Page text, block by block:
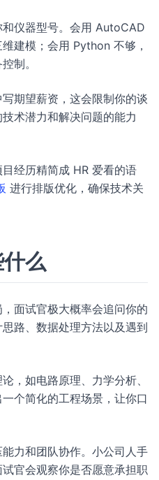
仪器型号。会用 AutoCAD
建模；会用 Python 不够，
制。
期望薪资，这会限制你的谈
术潜力和解决问题的能力
经历精简成 HR 爱看的语
进行排版优化，确保技术关
么
面试官极大概率会追问你的
路、数据处理方法以及遇到
，如电路原理、力学分析、
个简化的工程场景，让你口
力和团队协作。小公司人手
官会观察你是否愿意承担职